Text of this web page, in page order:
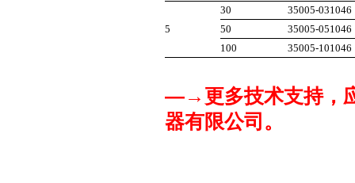
5
30
35005-031046
50
35005-051046
100
35005-101046
—→ 更多技术支持，
器有限公司 。